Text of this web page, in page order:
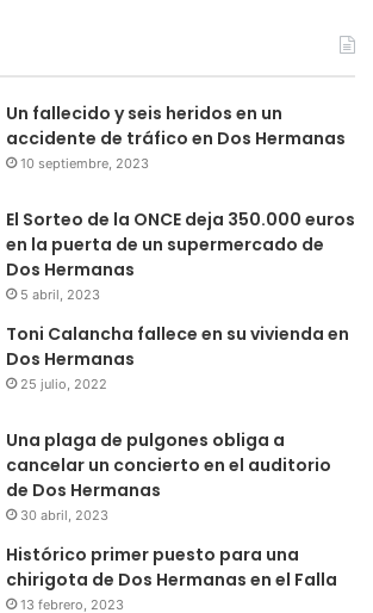
Un fallecido y seis heridos en un
accidente de tráfico en Dos Hermanas
10 septiembre, 2023
El Sorteo de la ONCE deja 350.000 euros
en la puerta de un supermercado de
Dos Hermanas
5 abril, 2023
Toni Calancha fallece en su vivienda en
Dos Hermanas
25 julio, 2022
Una plaga de pulgones obliga a
cancelar un concierto en el auditorio
de Dos Hermanas
30 abril, 2023
Histórico primer puesto para una
chirigota de Dos Hermanas en el Falla
13 febrero, 2023